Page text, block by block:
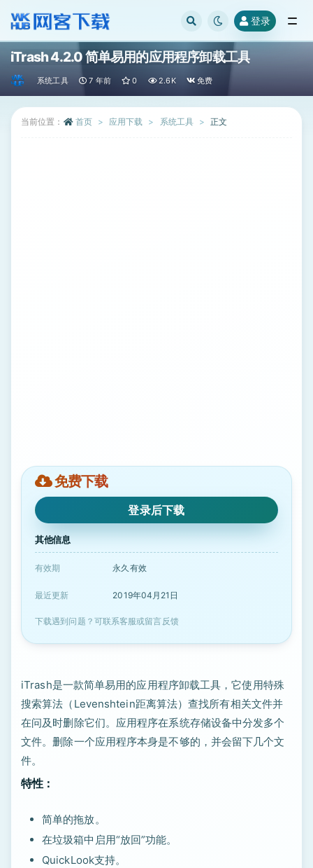
登录
iTrash 4.2.0 简单易用的应用程序卸载工具
系统工具 7 年前 0 2.6K 免费
当前位置： 首页 应用下载 系统工具 正文
免费下载
登录后下载
其他信息
有效期 永久有效
最近更新 2019年04月21日
下载遇到问题？可联系客服或留言反馈
iTrash是一款简单易用的应用程序卸载工具，它使用特殊
搜索算法（Levenshtein距离算法）查找所有相关文件并
在问及时删除它们。应用程序在系统存储设备中分发多个
文件。删除一个应用程序本身是不够的，并会留下几个文
件。
特性：
简单的拖放。
在垃圾箱中启用“放回”功能。
QuickLook支持。
全部